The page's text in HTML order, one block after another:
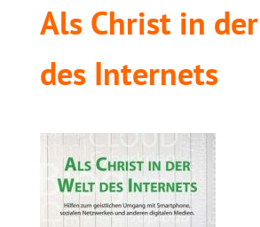
Als Christ in
des Internets